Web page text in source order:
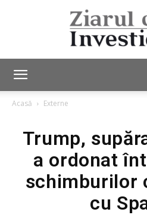
de
Acasă Externe
Trump,
a ordonat
schimburilor
cu